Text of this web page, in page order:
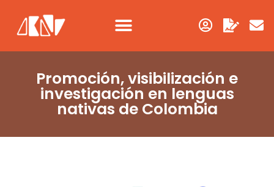
Promoción, visibilización e
investigación en lenguas
nativas de Colombia